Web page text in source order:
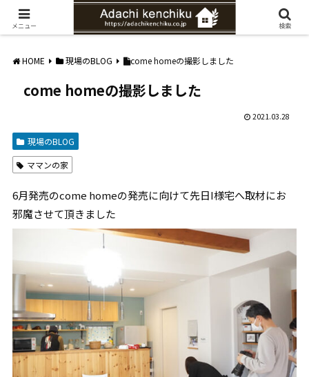
愛知県みよし市の工務店。自然素材を使ったナチュラルな家づくりをご提案
HOME 現場のBLOG come homeの撮影しました
come homeの撮影しました
2021.03.28
現場のBLOG
ママンの家
6月発売のcome homeの発売に向けて先日I様宅へ取材にお
邪魔させて頂きました
メニュー 検索